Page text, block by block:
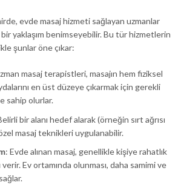
evde masaj hizmeti sağlayan uzmanlar
yaklaşım benimseyebilir. Bu tür hizmetlerin
şunlar öne çıkar:
masaj terapistleri, masajın hem fiziksel
en üst düzeye çıkarmak için gerekli
sahip olurlar.
bir alanı hedef alarak (örneğin sırt ağrısı
masaj teknikleri uygulanabilir.
: Evde alınan masaj, genellikle kişiye rahatlık
Ev ortamında olunması, daha samimi ve